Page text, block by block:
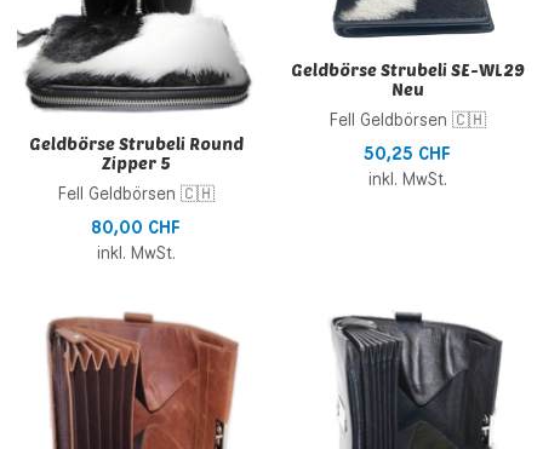
Geldbörse Strubeli Round
Zipper 5
Fell Geldbörsen 🇨🇭
80,00 CHF
inkl. MwSt.
Geldbörse Strubeli SE-WL29
Neu
Fell Geldbörsen 🇨🇭
50,25 CHF
inkl. MwSt.
Zur Wunschliste hinzufügen
Zur Vergleichsliste hinzufügen
Schnellansicht